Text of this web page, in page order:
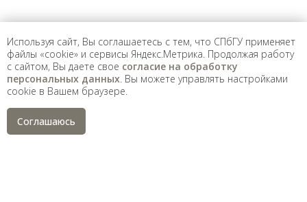
персональных данных
Saint Petersburg State University
Санкт-Петербургский государственный университет©
2026
Используя сайт, Вы соглашаетесь с тем, что СПбГУ применяет
файлы «cookie» и сервисы Яндекс.Метрика. Продолжая работу
с сайтом, Вы даете свое согласие на обработку
персональных данных . Вы можете управлять настройками
cookie в Вашем браузере.
Соглашаюсь